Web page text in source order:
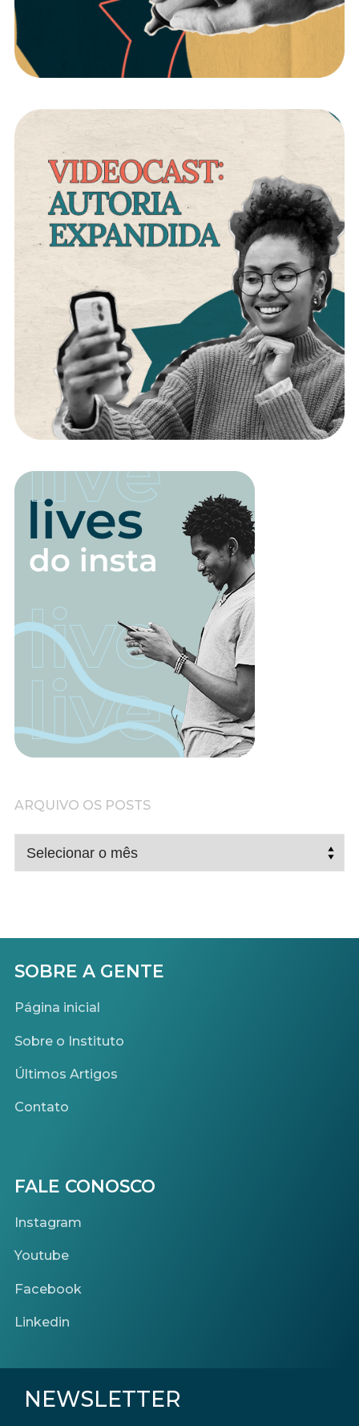
ARQUIVO OS POSTS
ARQUIVO
OS
SOBRE A GENTE
Página inicial
Sobre o Instituto
Últimos Artigos
Contato
FALE CONOSCO
Instagram
Youtube
Facebook
Linkedin
NEWSLETTER